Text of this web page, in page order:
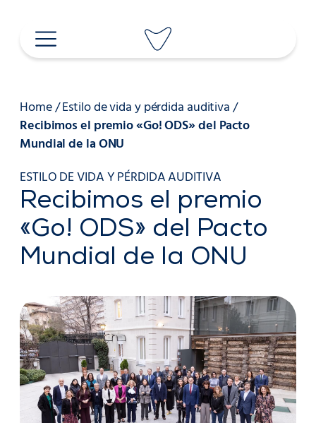
contenido
Home/Estilo de vida y pérdida auditiva/
Recibimos el premio «Go! ODS» del Pacto
Mundial de la ONU
ESTILO DE VIDA Y PÉRDIDA AUDITIVA
Recibimos el premio
«Go! ODS» del Pacto
Mundial de la ONU